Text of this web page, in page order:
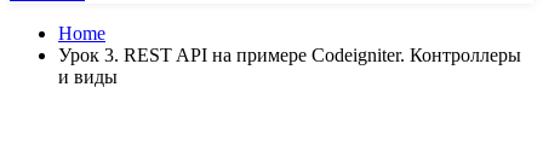
Home
Урок 3. REST API на примере Codeigniter. Контроллеры
и виды